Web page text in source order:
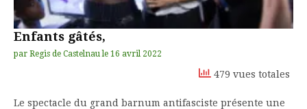
Enfants gâtés,
par Regis de Castelnau le 16 avril 2022
479 vues totales
Le spectacle du grand barnum antifasciste présente une